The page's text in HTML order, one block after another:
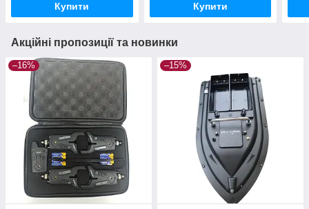
Купити Купити
Акційні пропозиції та новинки
–16% –15%